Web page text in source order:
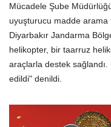
Mücadele Şube
uyuşturucu madde arama
Diyarbakır Jandarma
helikopter, bir taarruz
araçlarla destek
edildi" denildi.